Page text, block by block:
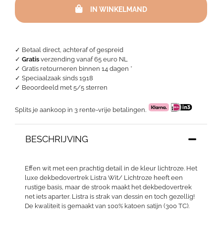
✓ Betaal direct, achteraf of gespreid
✓ Gratis verzending vanaf 65 euro NL
✓ Gratis retourneren binnen 14 dagen *
✓ Speciaalzaak sinds 1918
✓ Beoordeeld met 5/5 sterren
Splits je aankoop in 3 rente-vrije betalingen.
BESCHRIJVING
Effen wit met een prachtig detail in de kleur lichtroze. Het
luxe dekbedovertrek Listra Wit/ Lichtroze heeft een
rustige basis, maar de strook maakt het dekbedovertrek
net iets aparter. Listra is strak van dessin en toch gezellig!
De kwaliteit is gemaakt van 100% katoen satijn (300 TC).
aantal
IN WINKELMAND